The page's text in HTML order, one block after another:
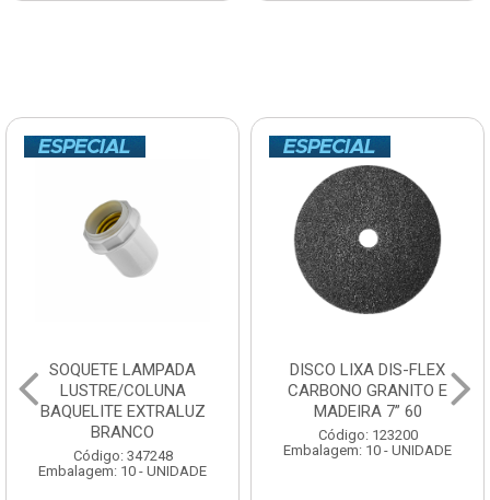
SOQUETE LAMPADA
LUSTRE/COLUNA
BAQUELITE EXTRALUZ
BRANCO
Código: 347248
Embalagem: 10 - UNIDADE
DISCO LIXA DIS-FLEX
CARBONO GRANITO E
MADEIRA 7” 60
Código: 123200
Embalagem: 10 - UNIDADE